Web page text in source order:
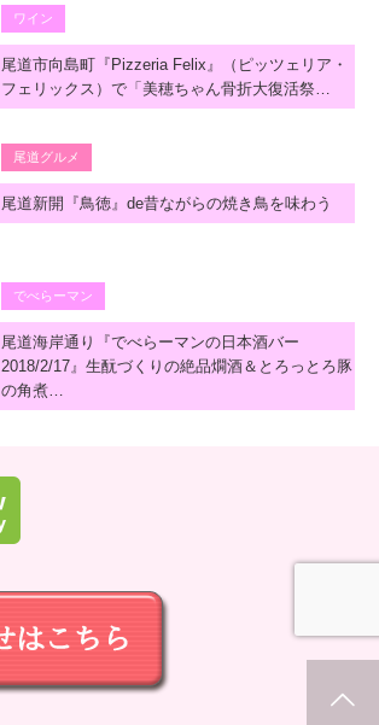
ワイン
尾道市向島町『Pizzeria Felix』（ピッツェリア・
フェリックス）で「美穂ちゃん骨折大復活祭…
尾道グルメ
尾道新開『鳥徳』de昔ながらの焼き鳥を味わう
でべらーマン
尾道海岸通り『でべらーマンの日本酒バー
2018/2/17』生酛づくりの絶品燗酒＆とろっとろ豚
の角煮…
お問合せ